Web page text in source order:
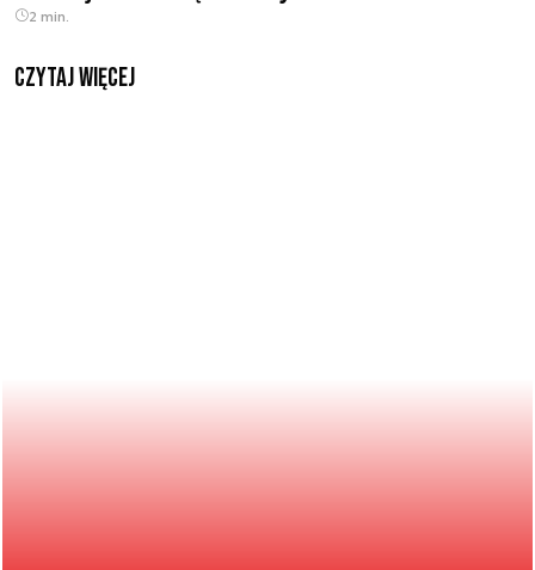
2 min.
czytaj więcej